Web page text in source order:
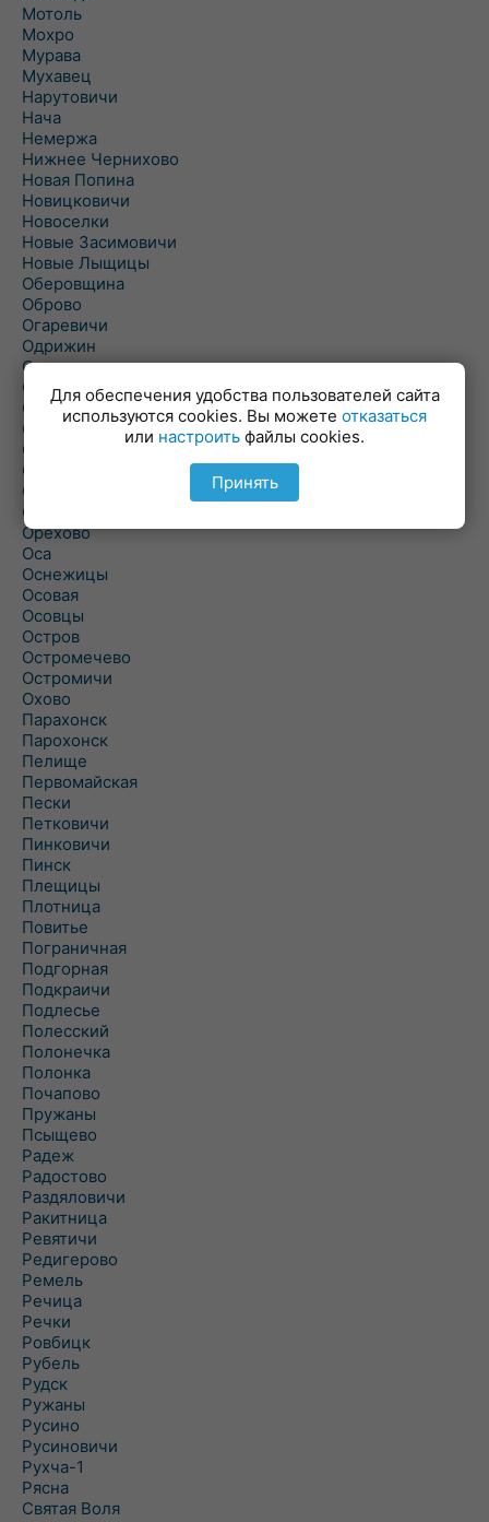
Мотоль
Мохро
Мурава
Мухавец
Нарутовичи
Нача
Немержа
Нижнее Чернихово
Новая Попина
Новицковичи
Новоселки
Новые Засимовичи
Новые Лыщицы
Оберовщина
Оброво
Огаревичи
Одрижин
Оздамичи
Озяты
Олтуш
Ольманы
Ольпень
Ольшаны
Омельная
Ополь
Орехово
Оса
Оснежицы
Осовая
Осовцы
Остров
Остромечево
Остромичи
Охово
Парахонск
Парохонск
Пелище
Первомайская
Пески
Петковичи
Пинковичи
Пинск
Плещицы
Плотница
Повитье
Пограничная
Подгорная
Подкраичи
Подлесье
Полесский
Полонечка
Полонка
Почапово
Пружаны
Псыщево
Радеж
Радостово
Раздяловичи
Ракитница
Ревятичи
Редигерово
Ремель
Речица
Речки
Ровбицк
Рубель
Рудск
Ружаны
Русино
Русиновичи
Рухча-1
Рясна
Святая Воля
Для обеспечения удобства пользователей сайта
используются cookies. Вы можете отказаться
или настроить файлы cookies.
Принять